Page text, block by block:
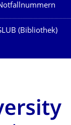
(Bibliothek)